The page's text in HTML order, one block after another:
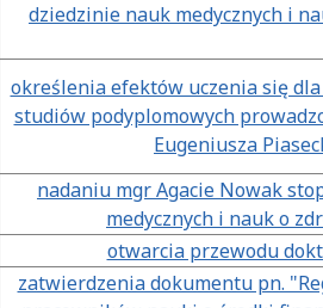
dziedzinie nauk medycznych i
określenia efektów uczenia się
studiów podyplomowych
Eugeniusza
nadaniu mgr Agacie Nowak
medycznych i nauk o
otwarcia przewodu
zatwierdzenia dokumentu pn.